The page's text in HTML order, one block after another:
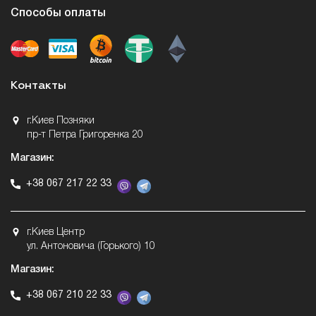
Способы оплаты
Контакты
г.Киев Позняки
пр-т Петра Григоренка 20
Магазин:
+38 067 217 22 33
г.Киев Центр
ул. Антоновича (Горького) 10
Магазин:
+38 067 210 22 33